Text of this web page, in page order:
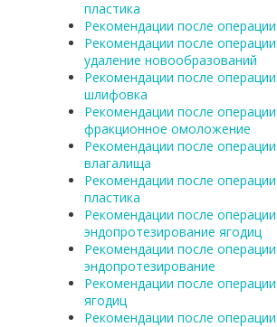
пластика
Рекомендации после
Рекомендации после
удаление новообразований
Рекомендации после
шлифовка
Рекомендации после операции:
фракционное омоложение
Рекомендации после
влагалища
Рекомендации после
пластика
Рекомендации после операции:
эндопротезирование ягодиц
Рекомендации после операции:
эндопротезирование
Рекомендации после
ягодиц
Рекомендации после операции: